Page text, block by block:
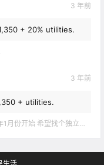
3 年前
+ 20% utilities.
3 年前
+ utilities.
望找个独立出入的 爱干净 谢谢！